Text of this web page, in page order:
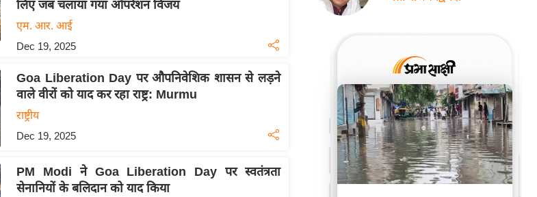
लिए जब चलाया गया ऑपरेशन विजय
एम. आर. आई
Dec 19, 2025
Goa Liberation Day पर औपनिवेशिक शासन से लड़ने
वाले वीरों को याद कर रहा राष्ट्र: Murmu
राष्ट्रीय
Dec 19, 2025
PM Modi ने Goa Liberation Day पर स्वतंत्रता
सेनानियों के बलिदान को याद किया